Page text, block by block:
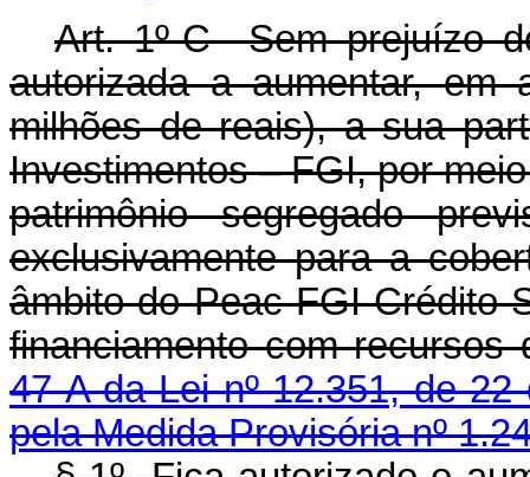
Art. 1º-C Sem prejuízo
autorizada a aumentar, em
milhões de reais), a sua
Investimentos – FGI, por
patrimônio segregado
exclusivamente para a
âmbito do Peac-FGI Crédito
financiamento com
47-A da Lei nº 12.351, de
pela Medida Provisória nº